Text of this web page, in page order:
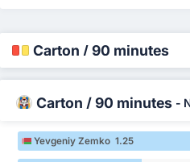
Carton / 90 minutes
Carton / 90 minutes -
Yevgeniy Zemko 1.25